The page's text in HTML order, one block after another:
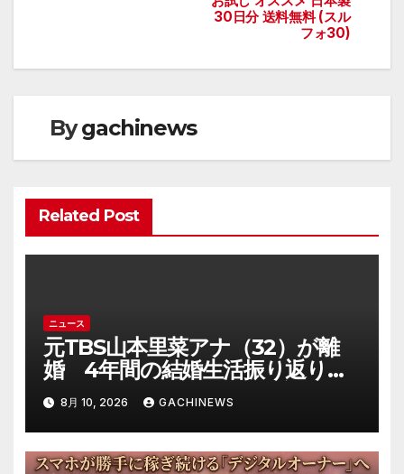
ョ
ン
30日分 送料無料 (スル
フォ30)
Bygachinews
Related Post
ニュース
元TBS山本里菜アナ（32）が離
婚 4年間の結婚生活振り返り
「ともに歩んできた道は宝物」
(J-CASTニュース)
8月 10, 2026 GACHINEWS